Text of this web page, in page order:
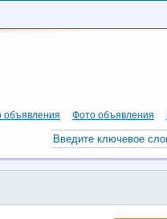
объявления Фото объявления